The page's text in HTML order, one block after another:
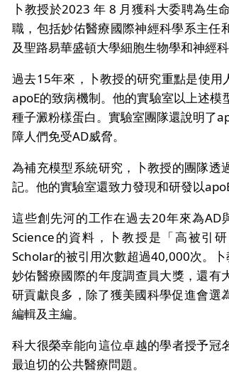
卜教授於2023 年 8 月獲科大委聘為生
職，包括妙佑醫療國際神經科學系主
及聖路易華盛頓大學細胞生物學和神經科
過去15年來，卜教授的研究重點是使用
apoE的致病機制。他的實驗室以上述
種子澱粉樣蛋白。實驗室團隊還說明了
障人們免受AD威脅。
為補充模型系統研究，卜教授的團隊
記。他的實驗室還致力發現和研發以
這些創先河的工作在過去20年來為
Science的資料，卜教授是「高被引
Scholar的被引用次數超過40,000次。卜
妙佑醫療國際的年度調查員大獎，還
研貢獻良多，除了獲美國科學促進會
編輯及主編。
科大很榮幸能向這位卓越的學者授予冠
最迫切的公共醫療問題。